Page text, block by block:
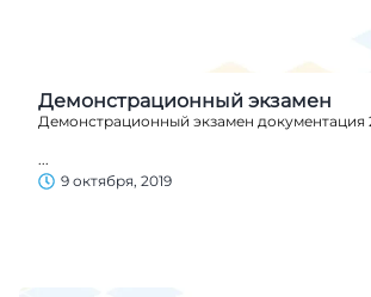
Демонстрационный экзамен
Демонстрационный экзамен документация
...
9 октября, 2019